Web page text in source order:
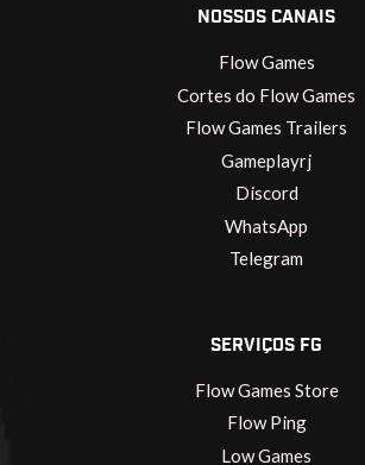
NOSSOS CANAIS
Flow Games
Cortes do Flow Games
Flow Games Trailers
Gameplayrj
Discord
WhatsApp
Telegram
SERVIÇOS FG
Flow Games Store
Flow Ping
Low Games